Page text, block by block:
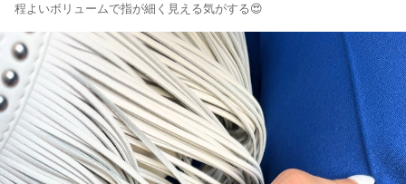
程よいボリュームで指が細く見える気がする😍